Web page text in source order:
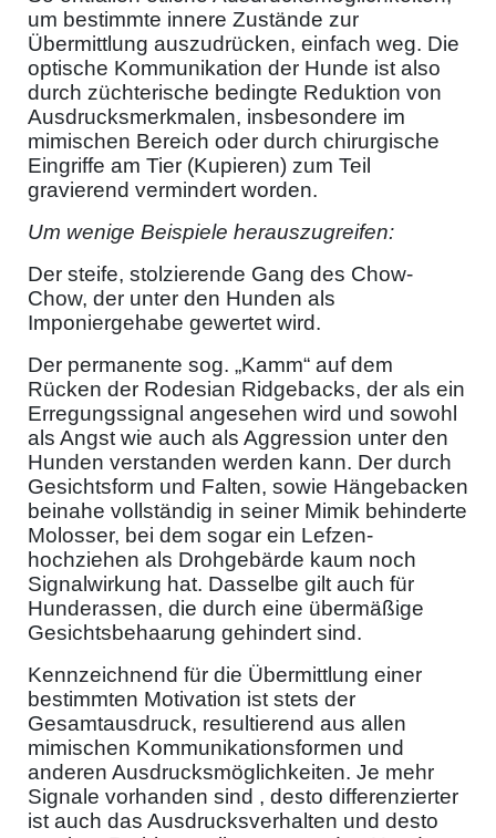
um bestimmte innere Zustände zur
Übermittlung auszudrücken, einfach weg. Die
optische Kommunikation der Hunde ist also
durch züchterische bedingte Reduktion von
Ausdrucksmerkmalen, insbesondere im
mimischen Bereich oder durch chirurgische
Eingriffe am Tier (Kupieren) zum Teil
gravierend vermindert worden.
Um wenige Beispiele herauszugreifen:
Der steife, stolzierende Gang des Chow-
Chow, der unter den Hunden als
Imponiergehabe gewertet wird.
Der permanente sog. „Kamm“ auf dem
Rücken der Rodesian Ridgebacks, der als ein
Erregungssignal angesehen wird und sowohl
als Angst wie auch als Aggression unter den
Hunden verstanden werden kann. Der durch
Gesichtsform und Falten, sowie Hängebacken
beinahe vollständig in seiner Mimik behinderte
Molosser, bei dem sogar ein Lefzen-
hochziehen als Drohgebärde kaum noch
Signalwirkung hat. Dasselbe gilt auch für
Hunderassen, die durch eine übermäßige
Gesichtsbehaarung gehindert sind.
Kennzeichnend für die Übermittlung einer
bestimmten Motivation ist stets der
Gesamtausdruck, resultierend aus allen
mimischen Kommunikationsformen und
anderen Ausdrucksmöglichkeiten. Je mehr
Signale vorhanden sind , desto differenzierter
ist auch das Ausdrucksverhalten und desto